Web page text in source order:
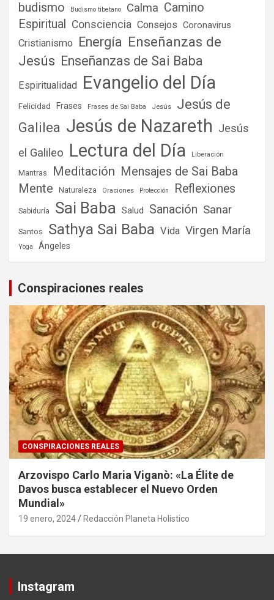
budismo Budismo tibetano Calma Camino
Espiritual
Consciencia Consejos Coronavirus
Cristianismo Energía Enseñanzas de
Jesús Enseñanzas de Sai Baba
Espiritualidad Evangelio del Día
Felicidad Frases Frases de Sai Baba Jesús
Jesús de
Galilea Jesús de Nazareth Jesús
el Galileo Lectura del Día Liberación
Mantras Meditación Mensajes de Sai Baba
Mente
Naturaleza Oraciones Protección Reflexiones
Sabiduría Sai Baba Salud Sanación Sanar
Santos Sathya Sai Baba Vida Virgen María
Yoga Ángeles
Conspiraciones reales
CONSPIRACIONES REALES
Arzovispo Carlo Maria Viganò: «La Élite de
Davos busca establecer el Nuevo Orden
Mundial»
19 enero, 2024 Redacción Planeta Holístico
Instagram